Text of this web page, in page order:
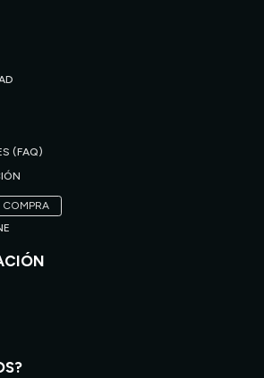
(FAQ)
COMPRA